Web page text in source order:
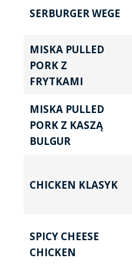
SERBURGER WEGE
MISKA PULLED
PORK Z
FRYTKAMI
MISKA PULLED
PORK Z KASZĄ
BULGUR
CHICKEN KLASYK
SPICY CHEESE
CHICKEN